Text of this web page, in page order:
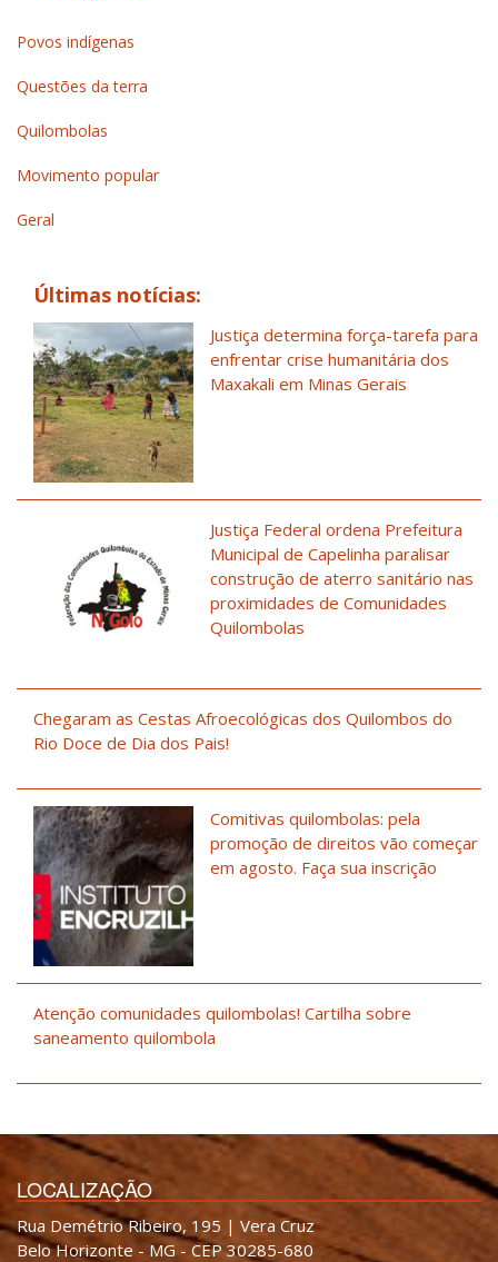
Povos indígenas
Questões da terra
Quilombolas
Movimento popular
Geral
Últimas notícias:
Justiça determina força-tarefa para
enfrentar crise humanitária dos
Maxakali em Minas Gerais
Justiça Federal ordena Prefeitura
Municipal de Capelinha paralisar
construção de aterro sanitário nas
proximidades de Comunidades
Quilombolas
Chegaram as Cestas Afroecológicas dos Quilombos do
Rio Doce de Dia dos Pais!
Comitivas quilombolas: pela
promoção de direitos vão começar
em agosto. Faça sua inscrição
Atenção comunidades quilombolas! Cartilha sobre
saneamento quilombola
LOCALIZAÇÃO
Rua Demétrio Ribeiro, 195 | Vera Cruz
Belo Horizonte - MG - CEP 30285-680